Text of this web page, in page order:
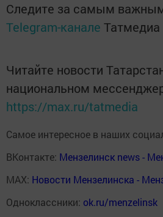
Следите за самым
Telegram-канале Татмедиа
Читайте новости
национальном
https://max.ru/tatmedia
Самое интересное в наших
ВКонтакте: Мензелинск news -
MAX: Новости Мензелинска -
Одноклассники: ok.ru/menzelinsk